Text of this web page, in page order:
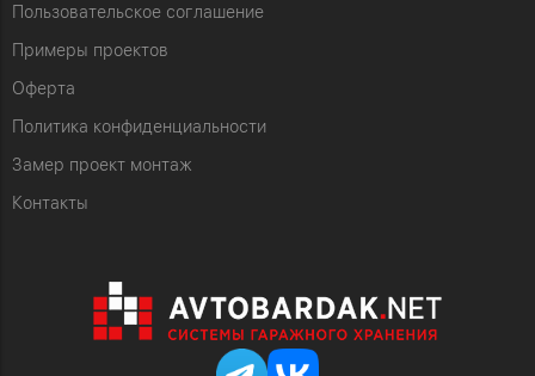
Пользовательское соглашение
Примеры проектов
Оферта
Политика конфиденциальности
Замер проект монтаж
Контакты